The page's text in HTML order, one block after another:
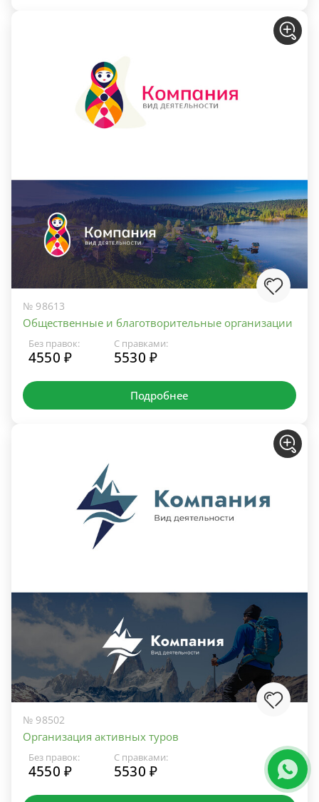
№ 98613
Общественные и благотворительные организации
Без правок:
4550 ₽
С правками:
5530 ₽
Подробнее
№ 98502
Организация активных туров
Без правок:
4550 ₽
С правками:
5530 ₽